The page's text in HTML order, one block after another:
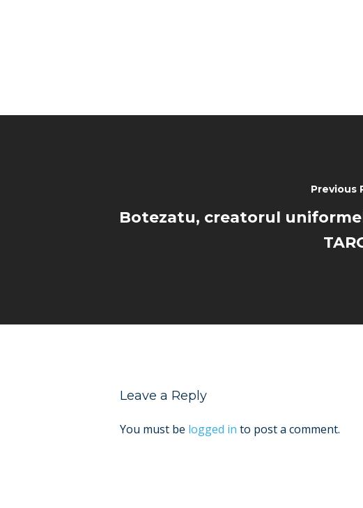
Previous
Botezatu, creatorul
Leave a Reply
You must be logged in to post a comment.